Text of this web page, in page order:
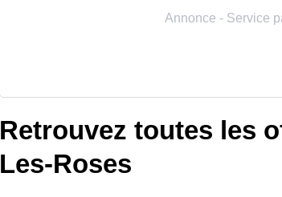
Retrouvez toutes les
Les-Roses